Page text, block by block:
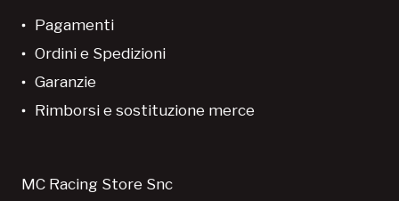
Pagamenti
Ordini e Spedizioni
Garanzie
Rimborsi e sostituzione merce
MC Racing Store Snc